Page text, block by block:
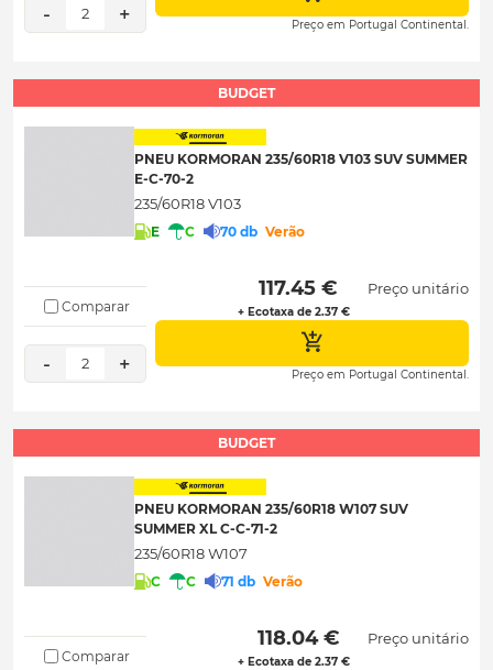
- 2 + Preço em Portugal Continental.
BUDGET
PNEU KORMORAN 235/60R18 V103 SUV SUMMER
E-C-70-2
235/60R18 V103
E C 70 db Verão
Comparar
- 2 +
117.45 €
+ Ecotaxa de 2.37 €
Preço unitário
Preço em Portugal Continental.
BUDGET
PNEU KORMORAN 235/60R18 W107 SUV
SUMMER XL C-C-71-2
235/60R18 W107
C C 71 db Verão
Comparar
118.04 €
+ Ecotaxa de 2.37 €
Preço unitário